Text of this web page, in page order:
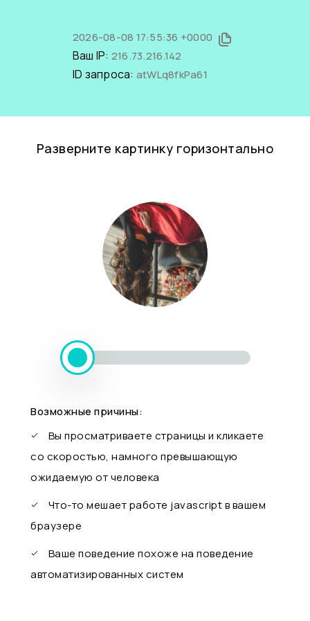
2026-08-08 17:55:36 +0000
Ваш IP: 216.73.216.142
ID запроса: atWLq8fkPa61
Разверните картинку горизонтально
Возможные причины:
Вы просматриваете страницы и кликаете
со скоростью, намного превышающую
ожидаемую от человека
Что-то мешает работе javascript в вашем
браузере
Ваше поведение похоже на поведение
автоматизированных систем